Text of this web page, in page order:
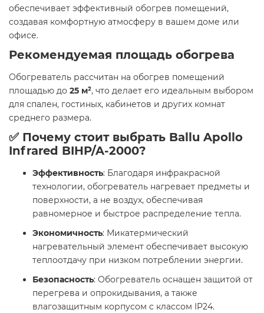
обеспечивает эффективный обогрев помещений,
создавая комфортную атмосферу в вашем доме или
офисе.​
Рекомендуемая площадь обогрева
Обогреватель рассчитан на обогрев помещений
площадью до 25 м², что делает его идеальным выбором
для спален, гостиных, кабинетов и других комнат
среднего размера. ​
✅ Почему стоит выбрать Ballu Apollo
Infrared BIHP/A-2000?
Эффективность: Благодаря инфракрасной
технологии, обогреватель нагревает предметы и
поверхности, а не воздух, обеспечивая
равномерное и быстрое распределение тепла.
Экономичность: Микатермический
нагревательный элемент обеспечивает высокую
теплоотдачу при низком потреблении энергии.
Безопасность: Обогреватель оснащен защитой от
перегрева и опрокидывания, а также
влагозащитным корпусом с классом IP24.